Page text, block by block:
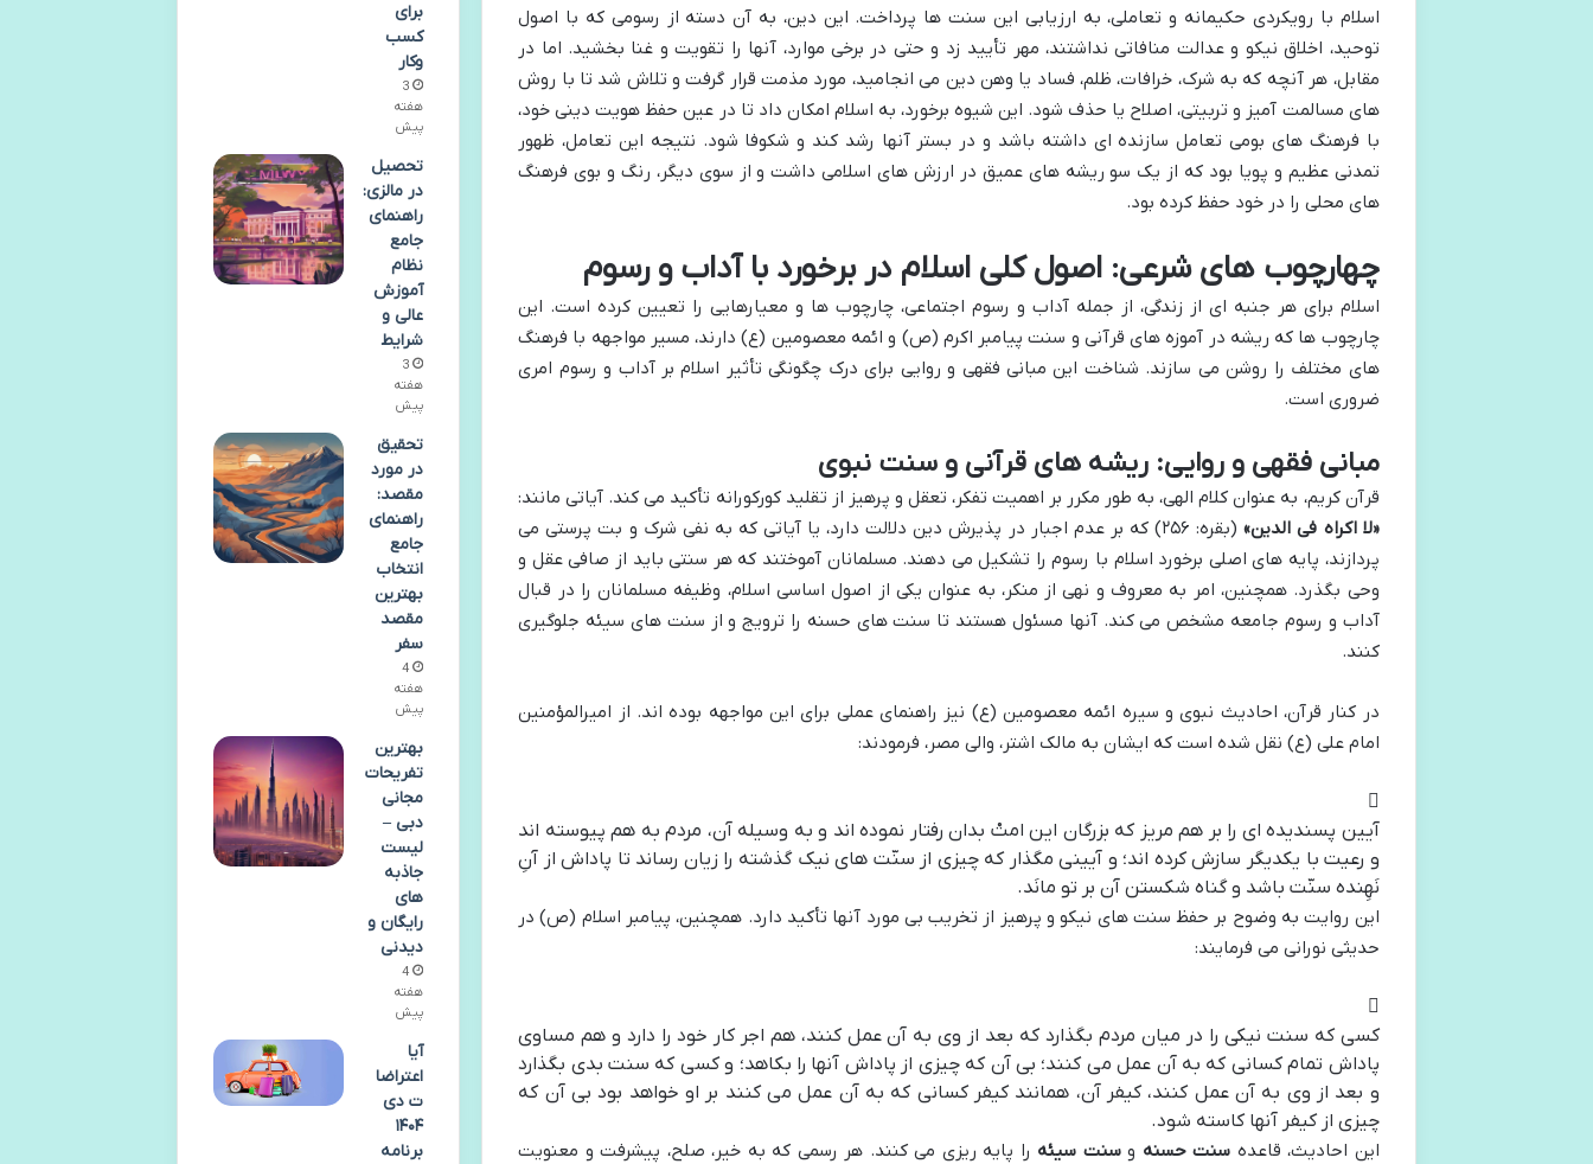
اسلام با رویکردی حکیمانه و تعاملی، به ارزیابی این سنت ها پرداخت. این دین، به آن دسته از رسومی که با اصول
توحید، اخلاق نیکو و عدالت منافاتی نداشتند، مهر تأیید زد و حتی در برخی موارد، آنها را تقویت و غنا بخشید. اما در
مقابل، هر آنچه که به شرک، خرافات، ظلم، فساد یا وهن دین می انجامید، مورد مذمت قرار گرفت و تلاش شد تا با روش
های مسالمت آمیز و تربیتی، اصلاح یا حذف شود. این شیوه برخورد، به اسلام امکان داد تا در عین حفظ هویت دینی خود،
با فرهنگ های بومی تعامل سازنده ای داشته باشد و در بستر آنها رشد کند و شکوفا شود. نتیجه این تعامل، ظهور
تمدنی عظیم و پویا بود که از یک سو ریشه های عمیق در ارزش های اسلامی داشت و از سوی دیگر، رنگ و بوی فرهنگ
های محلی را در خود حفظ کرده بود.
چهارچوب های شرعی: اصول کلی اسلام در برخورد با آداب و رسوم
اسلام برای هر جنبه ای از زندگی، از جمله آداب و رسوم اجتماعی، چارچوب ها و معیارهایی را تعیین کرده است. این
چارچوب ها که ریشه در آموزه های قرآنی و سنت پیامبر اکرم (ص) و ائمه معصومین (ع) دارند، مسیر مواجهه با فرهنگ
های مختلف را روشن می سازند. شناخت این مبانی فقهی و روایی برای درک چگونگی تأثیر اسلام بر آداب و رسوم امری
ضروری است.
مبانی فقهی و روایی: ریشه های قرآنی و سنت نبوی
قرآن کریم، به عنوان کلام الهی، به طور مکرر بر اهمیت تفکر، تعقل و پرهیز از تقلید کورکورانه تأکید می کند. آیاتی مانند:
«لا اکراه فی الدین»
(بقره: ۲۵۶) که بر عدم اجبار در پذیرش دین دلالت دارد، یا آیاتی که به نفی شرک و بت پرستی می
پردازند، پایه های اصلی برخورد اسلام با رسوم را تشکیل می دهند. مسلمانان آموختند که هر سنتی باید از صافی عقل و
وحی بگذرد. همچنین، امر به معروف و نهی از منکر، به عنوان یکی از اصول اساسی اسلام، وظیفه مسلمانان را در قبال
آداب و رسوم جامعه مشخص می کند. آنها مسئول هستند تا سنت های حسنه را ترویج و از سنت های سیئه جلوگیری
کنند.
در کنار قرآن، احادیث نبوی و سیره ائمه معصومین (ع) نیز راهنمای عملی برای این مواجهه بوده اند. از امیرالمؤمنین
امام علی (ع) نقل شده است که ایشان به مالک اشتر، والی مصر، فرمودند:
آیین پسندیده ای را بر هم مریز که بزرگان این امتْ بدان رفتار نموده اند و به وسیله آن، مردم به هم پیوسته اند
و رعیت با یکدیگر سازش کرده اند؛ و آیینی مگذار که چیزی از سنّت های نیک گذشته را زیان رساند تا پاداش از آنِ
نَهِنده سنّت باشد و گناه شکستن آن بر تو مانَد.
این روایت به وضوح بر حفظ سنت های نیکو و پرهیز از تخریب بی مورد آنها تأکید دارد. همچنین، پیامبر اسلام (ص) در
حدیثی نورانی می فرمایند:
کسی که سنت نیکی را در میان مردم بگذارد که بعد از وی به آن عمل کنند، هم اجر کار خود را دارد و هم مساوی
پاداش تمام کسانی که به آن عمل می کنند؛ بی آن که چیزی از پاداش آنها را بکاهد؛ و کسی که سنت بدی بگذارد
و بعد از وی به آن عمل کنند، کیفر آن، همانند کیفر کسانی که به آن عمل می کنند بر او خواهد بود بی آن که
چیزی از کیفر آنها کاسته شود.
این احادیث، قاعده سنت حسنه وسنت سیئه را پایه ریزی می کنند. هر رسمی که به خیر، صلح، پیشرفت و معنویت
برای
کسب
وکار
3
هفته
پیش
تحصیل
در مالزی:
راهنمای
جامع
نظام
آموزش
عالی و
شرایط
3
هفته
پیش
تحقیق
در مورد
مقصد:
راهنمای
جامع
انتخاب
بهترین
مقصد
سفر
4
هفته
پیش
بهترین
تفریحات
مجانی
دبی –
لیست
جاذبه
های
رایگان و
دیدنی
4
هفته
پیش
آیا
اعتراضا
ت دی
۱۴۰۴
برنامه